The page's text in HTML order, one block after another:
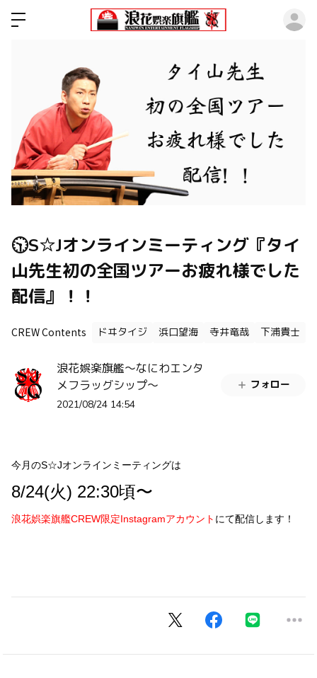
🕥S☆Jオンラインミーティング『タイ
山先生初の全国ツアーお疲れ様でした
配信』！！
CREW Contents ドヰタイジ 浜口望海 寺井竜哉 下浦貴士
浪花娯楽旗艦～なにわエンタ
メフラッグシップ～
2021/08/24 14:54
フォロー
今月のS☆Jオンラインミーティングは
8/24(火) 22:30頃〜
浪花娯楽旗艦CREW限定Instagramアカウント にて配信します！